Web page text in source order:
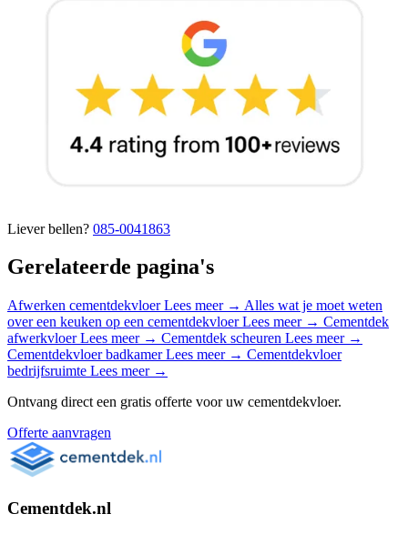
Liever bellen? 085-0041863
Gerelateerde pagina's
Afwerken cementdekvloer Lees meer → Alles wat je moet weten
over een keuken op een cementdekvloer Lees meer → Cementdek
afwerkvloer Lees meer → Cementdek scheuren Lees meer →
Cementdekvloer badkamer Lees meer → Cementdekvloer
bedrijfsruimte Lees meer →
Ontvang direct een gratis offerte voor uw cementdekvloer.
Offerte aanvragen
Cementdek.nl